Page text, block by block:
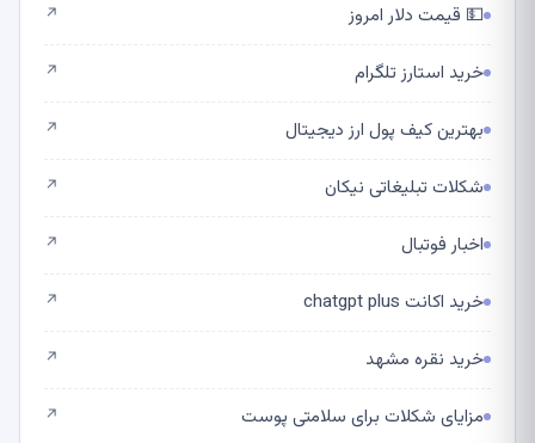
💵 قیمت دلار امروز ↗
خرید استارز تلگرام ↗
بهترین کیف پول ارز دیجیتال ↗
شکلات تبلیغاتی نیکان ↗
اخبار فوتبال ↗
خرید اکانت chatgpt plus ↗
خرید نقره مشهد ↗
مزایای شکلات برای سلامتی پوست ↗